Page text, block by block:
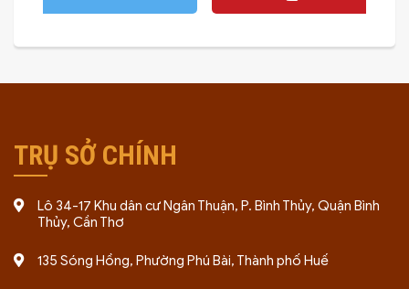
TRỤ SỞ CHÍNH
Lô 34-17 Khu dân cư Ngân Thuận, P. Bình Thủy, Quận Bình
Thủy, Cần Thơ
135 Sóng Hồng, Phường Phú Bài, Thành phố Huế